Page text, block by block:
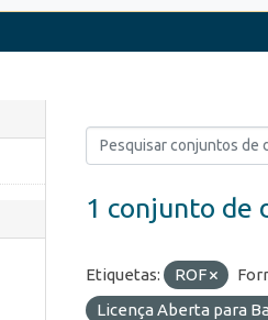
1 conjunto de
Etiquetas: ROF
Licença Aberta para